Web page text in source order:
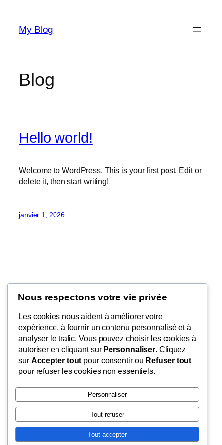
contenu
My Blog
Blog
Hello world!
Welcome to WordPress. This is your first post. Edit or
delete it, then start writing!
janvier 1, 2026
My Blog
My WordPress Blog
Blog
À propos
FAQ
Auteurs/autrices
Évènements
Boutique
Compositions
Thèmes
Nous respectons votre vie privée
Les cookies nous aident à améliorer votre
expérience, à fournir un contenu personnalisé et à
analyser le trafic. Vous pouvez choisir les cookies à
autoriser en cliquant sur Personnaliser. Cliquez
sur Accepter tout pour consentir ou Refuser tout
pour refuser les cookies non essentiels.
Personnaliser
Tout refuser
Tout accepter